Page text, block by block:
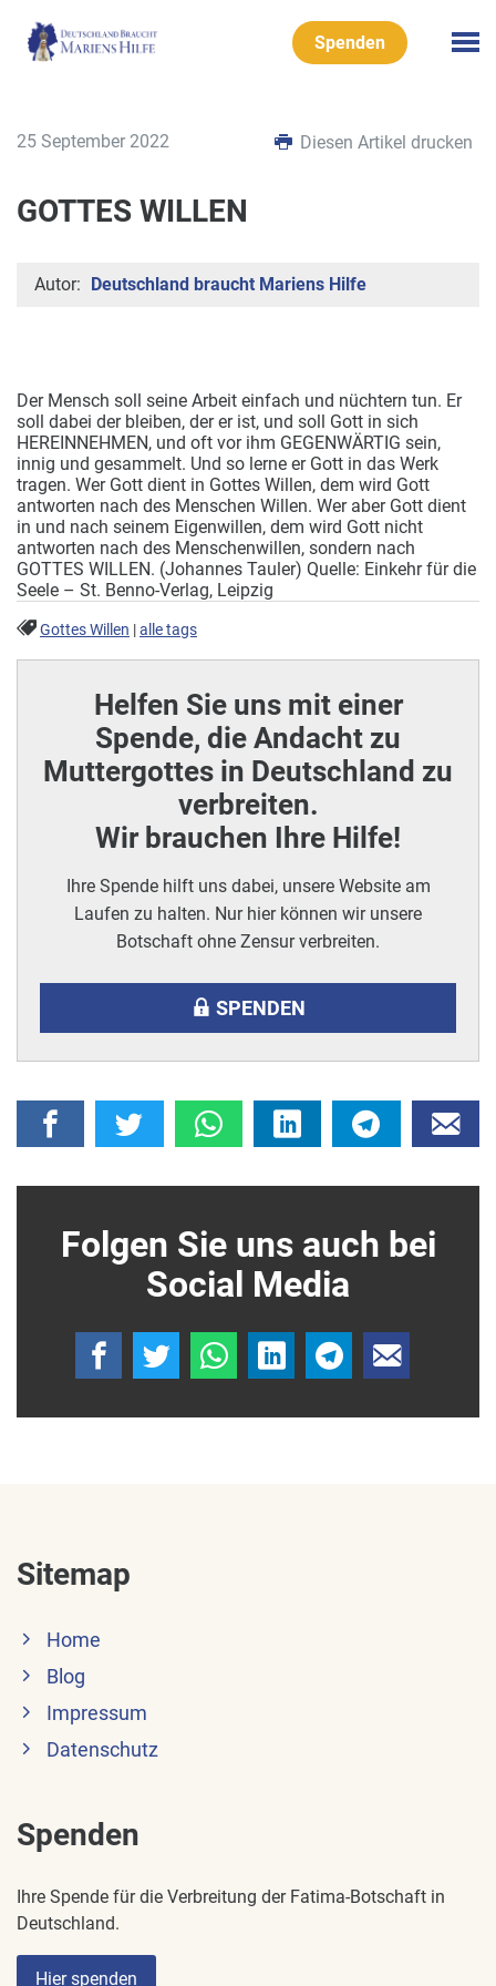
Spenden
25 September 2022 Diesen Artikel drucken
GOTTES WILLEN
Autor: Deutschland braucht Mariens Hilfe
Der Mensch soll seine Arbeit einfach und nüchtern tun. Er
soll dabei der bleiben, der er ist, und soll Gott in sich
HEREINNEHMEN, und oft vor ihm GEGENWÄRTIG sein,
innig und gesammelt. Und so lerne er Gott in das Werk
tragen. Wer Gott dient in Gottes Willen, dem wird Gott
antworten nach des Menschen Willen. Wer aber Gott dient
in und nach seinem Eigenwillen, dem wird Gott nicht
antworten nach des Menschenwillen, sondern nach
GOTTES WILLEN. (Johannes Tauler) Quelle: Einkehr für die
Seele – St. Benno-Verlag, Leipzig
Gottes Willen |alle tags
Helfen Sie uns mit einer
Spende, die Andacht zu
Muttergottes in Deutschland zu
verbreiten.
Wir brauchen Ihre Hilfe!
Ihre Spende hilft uns dabei, unsere Website am
Laufen zu halten. Nur hier können wir unsere
Botschaft ohne Zensur verbreiten.
SPENDEN
Folgen Sie uns auch bei
Social Media
Sitemap
Home
Blog
Impressum
Datenschutz
Spenden
Ihre Spende für die Verbreitung der Fatima-Botschaft in
Deutschland.
Hier spenden